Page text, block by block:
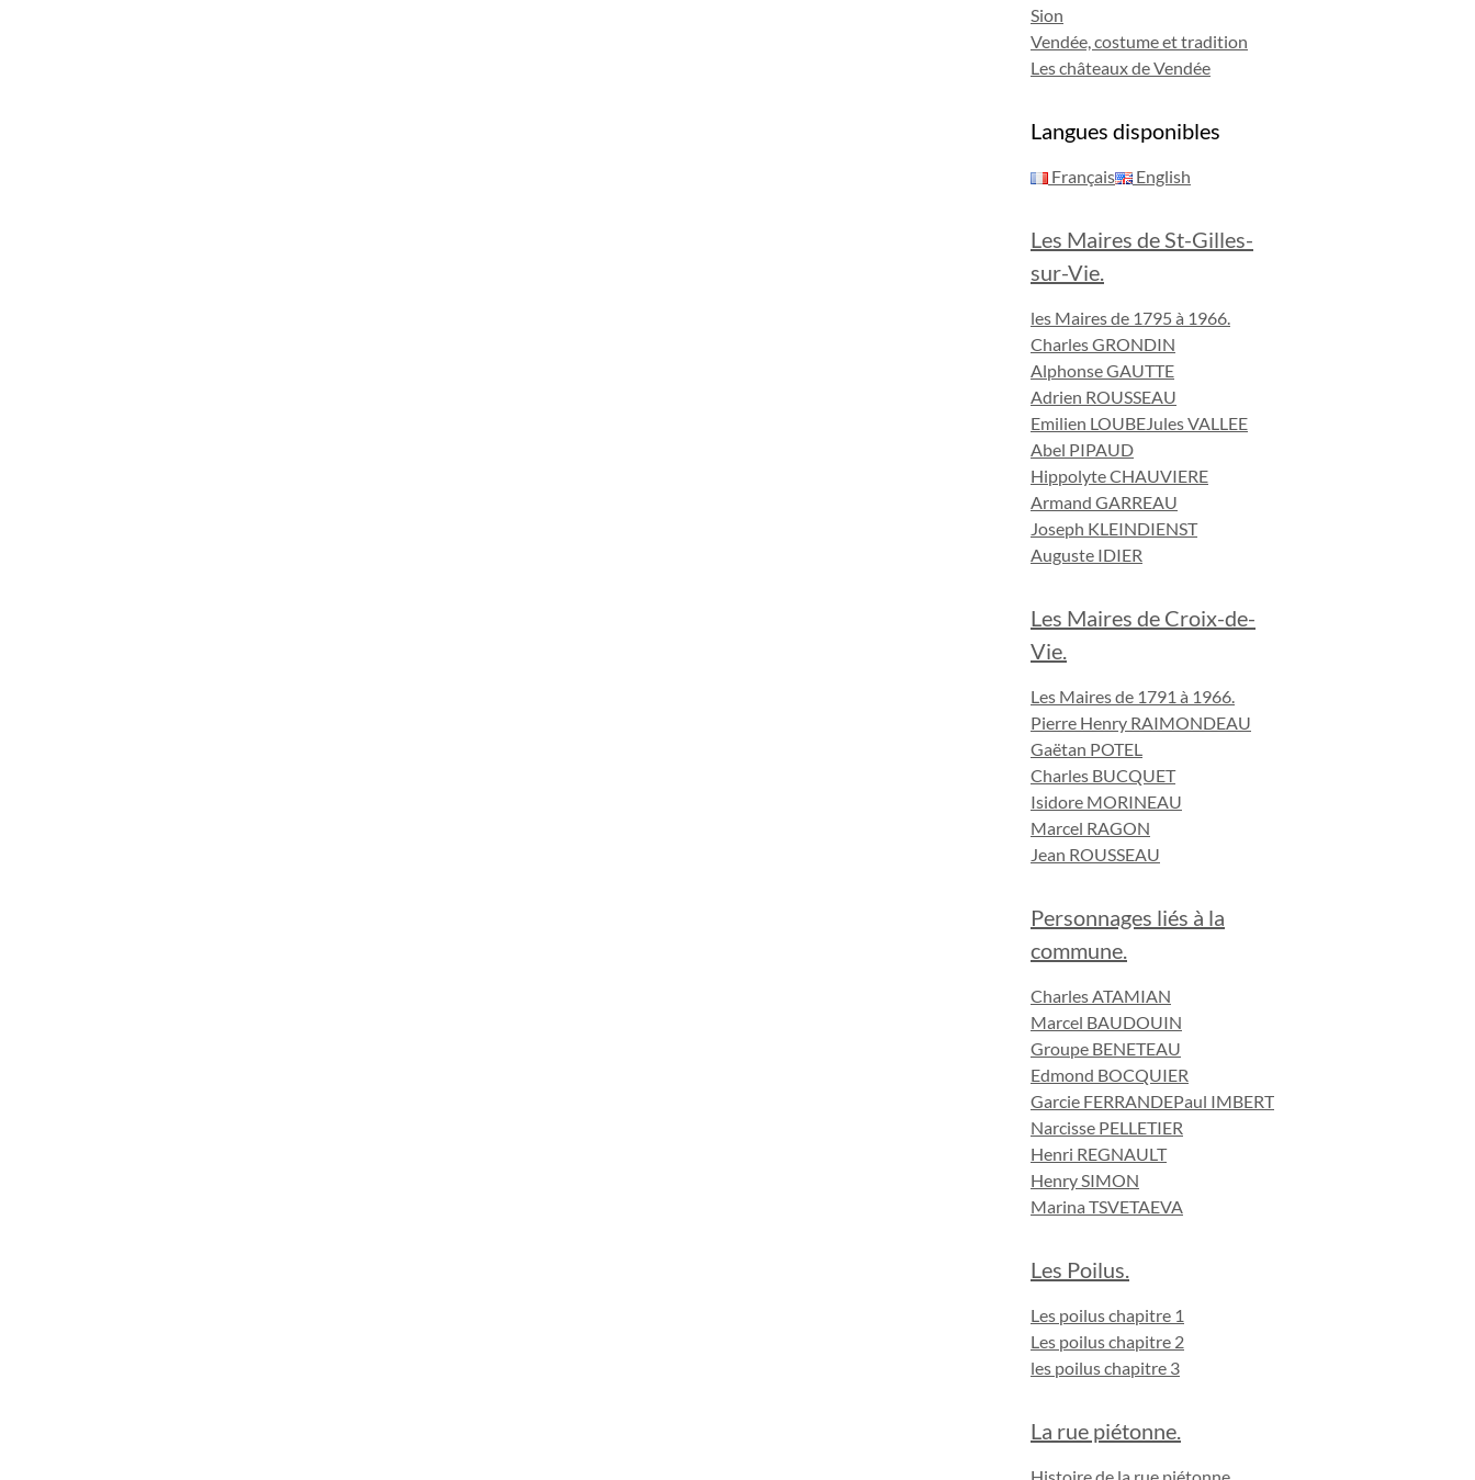
Sion
Vendée, costume et tradition
Les châteaux de Vendée
Langues disponibles
Français English
Les Maires de St-Gilles-
sur-Vie.
les Maires de 1795 à 1966.
Charles GRONDIN
Alphonse GAUTTE
Adrien ROUSSEAU
Emilien LOUBEJules VALLEE
Abel PIPAUD
Hippolyte CHAUVIERE
Armand GARREAU
Joseph KLEINDIENST
Auguste IDIER
Les Maires de Croix-de-
Vie.
Les Maires de 1791 à 1966.
Pierre Henry RAIMONDEAU
Gaëtan POTEL
Charles BUCQUET
Isidore MORINEAU
Marcel RAGON
Jean ROUSSEAU
Personnages liés à la
commune.
Charles ATAMIAN
Marcel BAUDOUIN
Groupe BENETEAU
Edmond BOCQUIER
Garcie FERRANDEPaul IMBERT
Narcisse PELLETIER
Henri REGNAULT
Henry SIMON
Marina TSVETAEVA
Les Poilus.
Les poilus chapitre 1
Les poilus chapitre 2
les poilus chapitre 3
La rue piétonne.